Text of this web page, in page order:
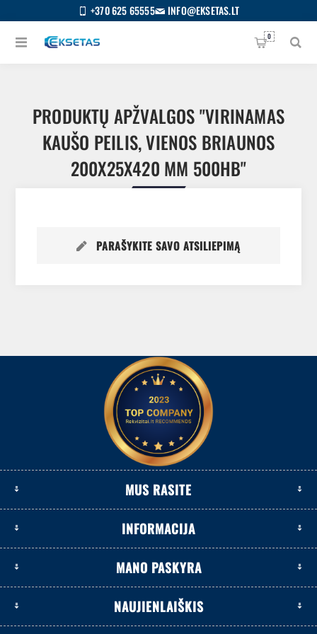
+370 625 65555 INFO@EKSETAS.LT
0
PRODUKTŲ APŽVALGOS VIRINAMAS
KAUŠO PEILIS, VIENOS BRIAUNOS
200X25X420 MM 500HB
PARAŠYKITE SAVO ATSILIEPIMĄ
MUS RASITE
INFORMACIJA
MANO PASKYRA
NAUJIENLAIŠKIS